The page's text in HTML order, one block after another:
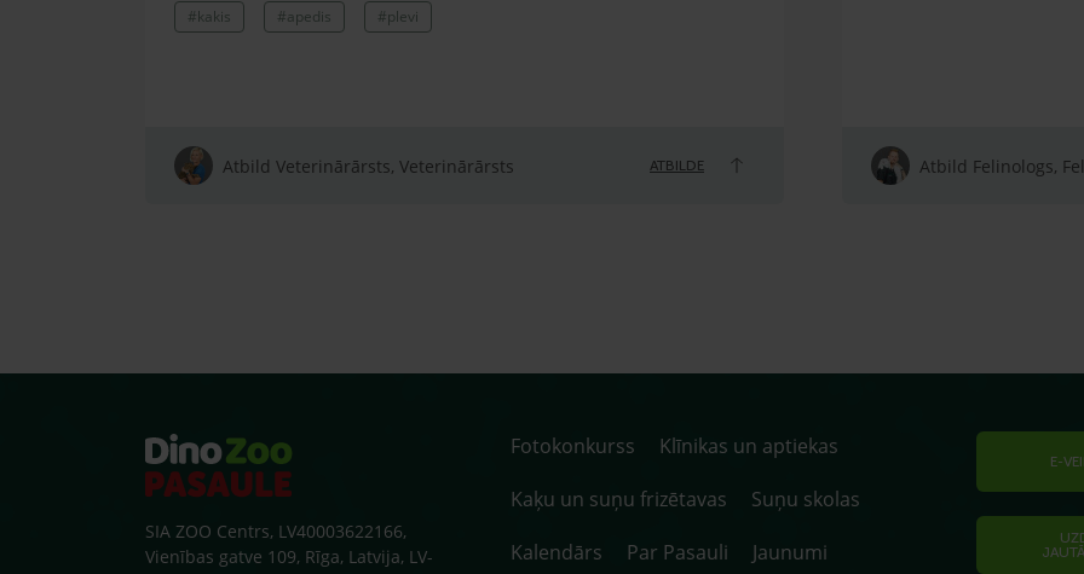
#kakis #apedis #plevi
Atbild Veterinārārsts, Veterinārārsts ATBILDE Atbild Felinologs,
SIA ZOO Centrs, LV40003622166,
Vienības gatve 109, Rīga, Latvija, LV-
Fotokonkurss
Klīnikas un aptiekas
Kaķu un suņu frizētavas
Suņu skolas
Kalendārs
Par Pasauli Jaunumi
E-